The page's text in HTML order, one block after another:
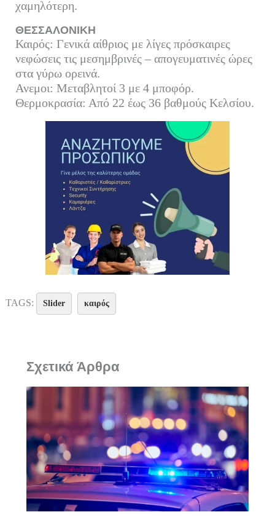
χαμηλότερη.
ΘΕΣΣΑΛΟΝΙΚΗ
Καιρός: Γενικά αίθριος με λίγες πρόσκαιρες
νεφώσεις τις μεσημβρινές – απογευματινές ώρες
στα γύρω ορεινά.
Ανεμοι: Μεταβλητοί 3 με 4 μποφόρ.
Θερμοκρασία: Από 22 έως 36 βαθμούς Κελσίου.
TAGS: Slider καιρός
Σχετικά Άρθρα